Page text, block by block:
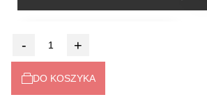
- +
DO KOSZYKA
4.9
Na podstawie